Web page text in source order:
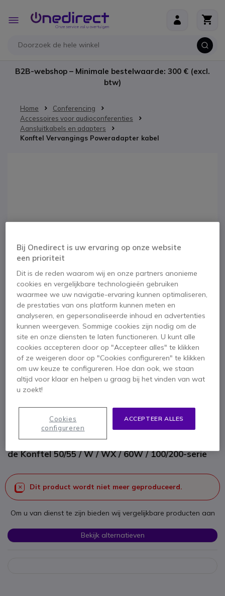
Toggle
Nav
B2B-webshop – Minimale bestelwaarde: 300 € (excl.
btw)
Home
Conferencing
Accessoires voor audioconferenties
Aansluitkabels en adapters
Konftel Vervangings Poweradapter kabel
Konftel Vervangings
Poweradapter kabel
SKU KO14VADAPT // Referentie fabrikant: 900102136
de Konftel 50/55 / W / WX / 60W / 100/200-serie
Dit product wordt niet meer geproduceerd.
Om u van dienst te zijn bieden wij vergelijkbare producten aan
Bekijk alternatieven
Ga naar het begin van de afbeeldingen-gallerij
Bij Onedirect is uw ervaring op onze website
een prioriteit
Dit is de reden waarom wij en onze partners anonieme
cookies en vergelijkbare technologieën gebruiken
waarmee we uw navigatie-ervaring kunnen optimaliseren,
de prestaties van ons platform kunnen meten en
analyseren, en gepersonaliseerde inhoud en advertenties
kunnen weergeven. Sommige cookies zijn nodig om de
site en onze diensten te laten functioneren. U kunt alle
cookies accepteren door op "Accepteer alles" te klikken
of ze weigeren door op "Cookies configureren" te klikken
om uw keuze te configureren. Hoe dan ook, we staan
altijd voor klaar en helpen u graag bij het vinden van wat
u zoekt!
ACCEPTEER ALLES
Cookies
configureren